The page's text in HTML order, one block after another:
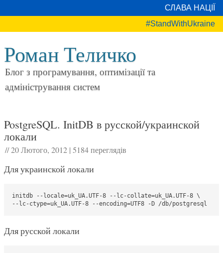
СЛАВА НАЦІЇ
#StandWithUkraine
Роман Теличко
Блог з програмування, оптимізації та
адміністрування систем
PostgreSQL. InitDB в русской/украинской
локали
//20 Лютого, 2012| 5184 переглядів
Для украинской локали
initdb --locale=uk_UA.UTF-8 --lc-collate=uk_UA.UTF-8 \
--lc-ctype=uk_UA.UTF-8 --encoding=UTF8 -D /db/postgresql
Для русской локали